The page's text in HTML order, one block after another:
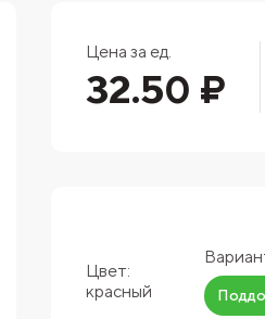
Цена за ед.
32.50 ₽
Цвет:
красный